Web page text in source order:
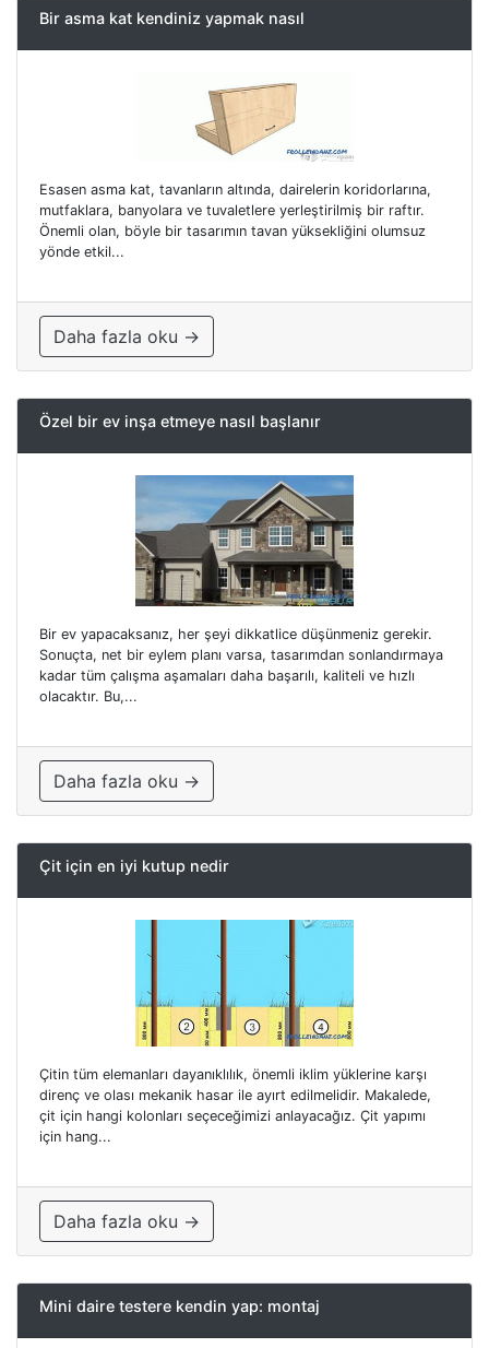
Bir asma kat kendiniz yapmak nasıl
Esasen asma kat, tavanların altında, dairelerin koridorlarına,
mutfaklara, banyolara ve tuvaletlere yerleştirilmiş bir raftır.
Önemli olan, böyle bir tasarımın tavan yüksekliğini olumsuz
yönde etkil...
Daha fazla oku →
Özel bir ev inşa etmeye nasıl başlanır
Bir ev yapacaksanız, her şeyi dikkatlice düşünmeniz gerekir.
Sonuçta, net bir eylem planı varsa, tasarımdan sonlandırmaya
kadar tüm çalışma aşamaları daha başarılı, kaliteli ve hızlı
olacaktır. Bu,...
Daha fazla oku →
Çit için en iyi kutup nedir
Çitin tüm elemanları dayanıklılık, önemli iklim yüklerine karşı
direnç ve olası mekanik hasar ile ayırt edilmelidir. Makalede,
çit için hangi kolonları seçeceğimizi anlayacağız. Çit yapımı
için hang...
Daha fazla oku →
Mini daire testere kendin yap: montaj